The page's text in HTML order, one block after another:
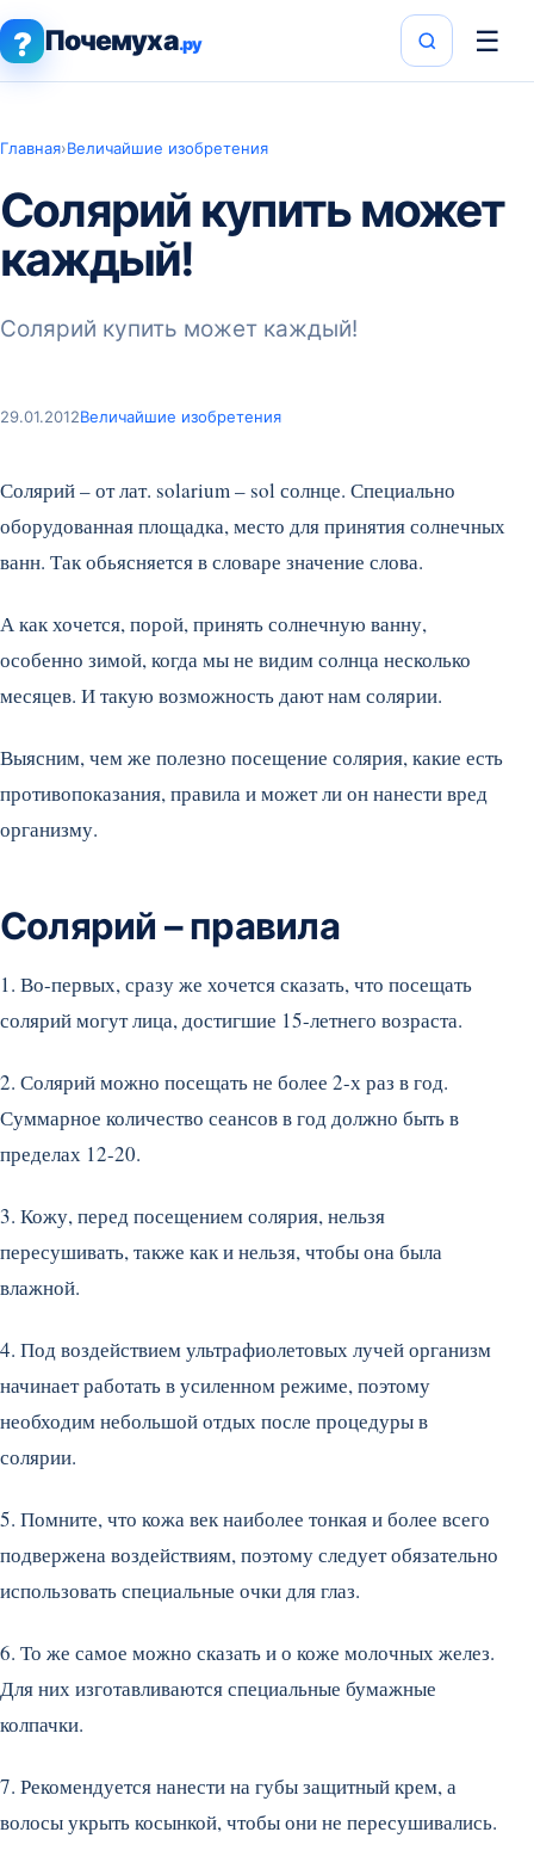
? Почемуха.ру ☰
Главная›Величайшие изобретения
Солярий купить может
каждый!
Солярий купить может каждый!
29.01.2012Величайшие изобретения
Солярий – от лат. solarium – sol солнце. Специально
оборудованная площадка, место для принятия солнечных
ванн. Так обьясняется в словаре значение слова.
А как хочется, порой, принять солнечную ванну,
особенно зимой, когда мы не видим солнца несколько
месяцев. И такую возможность дают нам солярии.
Выясним, чем же полезно посещение солярия, какие есть
противопоказания, правила и может ли он нанести вред
организму.
Солярий – правила
1. Во-первых, сразу же хочется сказать, что посещать
солярий могут лица, достигшие 15-летнего возраста.
2. Солярий можно посещать не более 2-х раз в год.
Суммарное количество сеансов в год должно быть в
пределах 12-20.
3. Кожу, перед посещением солярия, нельзя
пересушивать, также как и нельзя, чтобы она была
влажной.
4. Под воздействием ультрафиолетовых лучей организм
начинает работать в усиленном режиме, поэтому
необходим небольшой отдых после процедуры в
солярии.
5. Помните, что кожа век наиболее тонкая и более всего
подвержена воздействиям, поэтому следует обязательно
использовать специальные очки для глаз.
6. То же самое можно сказать и о коже молочных желез.
Для них изготавливаются специальные бумажные
колпачки.
7. Рекомендуется нанести на губы защитный крем, а
волосы укрыть косынкой, чтобы они не пересушивались.